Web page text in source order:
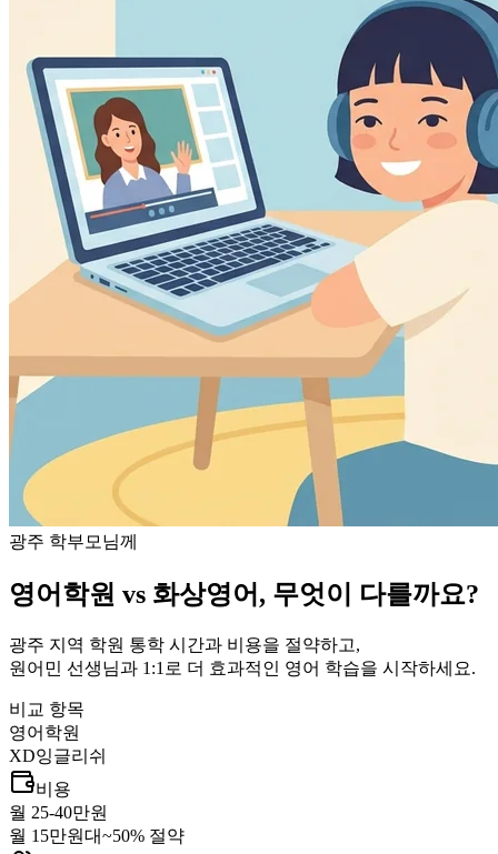
광주 학부모님께
영어학원 vs 화상영어, 무엇이 다를까요?
광주 지역 학원 통학 시간과 비용을 절약하고,
원어민 선생님과 1:1로 더 효과적인 영어 학습을 시작하세요.
비교 항목
영어학원
XD잉글리쉬
비용
월 25-40만원
월 15만원대~50% 절약